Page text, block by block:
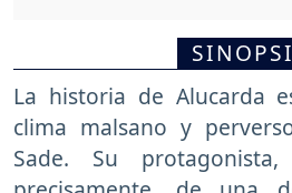
La historia de Alucarda
clima malsano y
Sade. Su protagonista,